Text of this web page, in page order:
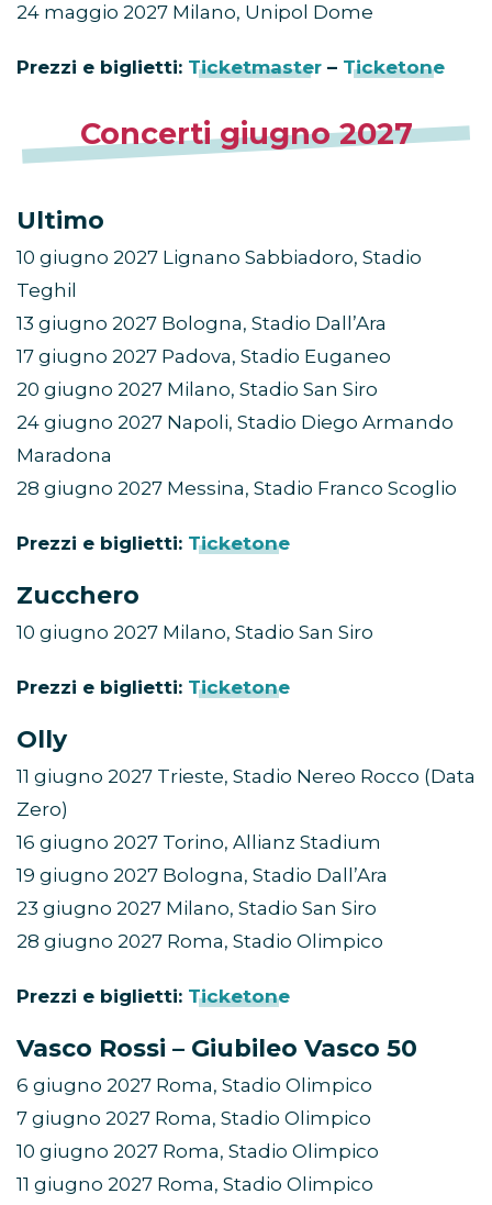
24 maggio 2027 Milano, Unipol Dome
Prezzi e biglietti: Ticketmaster – Ticketone
Concerti giugno 2027
Ultimo
10 giugno 2027 Lignano Sabbiadoro, Stadio
Teghil
13 giugno 2027 Bologna, Stadio Dall’Ara
17 giugno 2027 Padova, Stadio Euganeo
20 giugno 2027 Milano, Stadio San Siro
24 giugno 2027 Napoli, Stadio Diego Armando
Maradona
28 giugno 2027 Messina, Stadio Franco Scoglio
Prezzi e biglietti: Ticketone
Zucchero
10 giugno 2027 Milano, Stadio San Siro
Prezzi e biglietti: Ticketone
Olly
11 giugno 2027 Trieste, Stadio Nereo Rocco (Data
Zero)
16 giugno 2027 Torino, Allianz Stadium
19 giugno 2027 Bologna, Stadio Dall’Ara
23 giugno 2027 Milano, Stadio San Siro
28 giugno 2027 Roma, Stadio Olimpico
Prezzi e biglietti: Ticketone
Vasco Rossi – Giubileo Vasco 50
6 giugno 2027 Roma, Stadio Olimpico
7 giugno 2027 Roma, Stadio Olimpico
10 giugno 2027 Roma, Stadio Olimpico
11 giugno 2027 Roma, Stadio Olimpico